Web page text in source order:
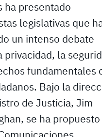
ha presentado
legislativas que
un intenso debate
privacidad, la
fundamentales
Bajo la
de Justicia, Jim
se ha